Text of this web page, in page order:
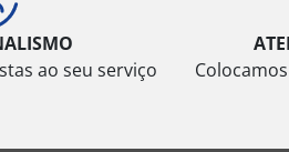
ao seu serviço